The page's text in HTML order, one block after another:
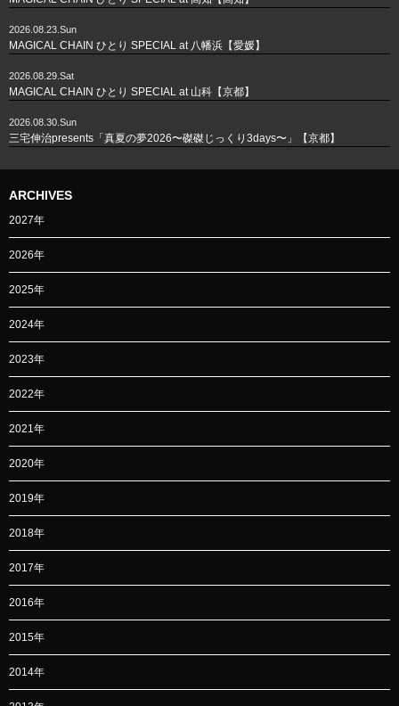
2026.08.23.Sun
MAGICAL CHAIN ひとり SPECIAL at 八幡浜【愛媛】
2026.08.29.Sat
MAGICAL CHAIN ひとり SPECIAL at 山科【京都】
2026.08.30.Sun
三宅伸治presents「真夏の夢2026〜磔磔じっくり3days〜」【京都】
ARCHIVES
2027年
2026年
2025年
2024年
2023年
2022年
2021年
2020年
2019年
2018年
2017年
2016年
2015年
2014年